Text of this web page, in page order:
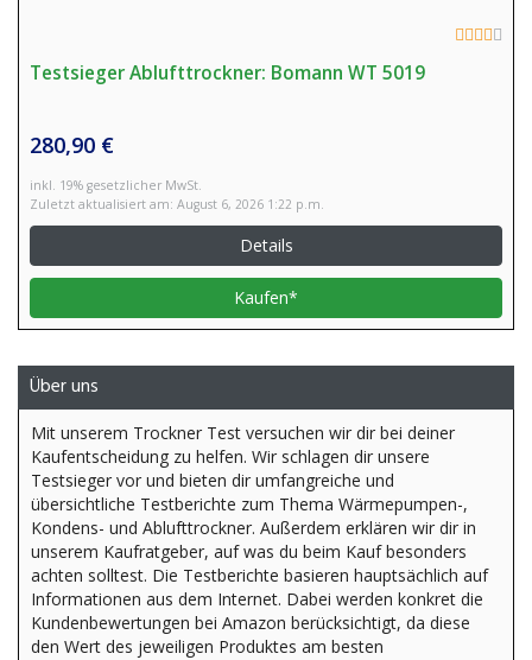
Testsieger Ablufttrockner: Bomann WT 5019
280,90 €
inkl. 19% gesetzlicher MwSt.
Zuletzt aktualisiert am: August 6, 2026 1:22 p.m.
Details
Kaufen*
Über uns
Mit unserem Trockner Test versuchen wir dir bei deiner
Kaufentscheidung zu helfen. Wir schlagen dir unsere
Testsieger vor und bieten dir umfangreiche und
übersichtliche Testberichte zum Thema Wärmepumpen-,
Kondens- und Ablufttrockner. Außerdem erklären wir dir in
unserem Kaufratgeber, auf was du beim Kauf besonders
achten solltest. Die Testberichte basieren hauptsächlich auf
Informationen aus dem Internet. Dabei werden konkret die
Kundenbewertungen bei Amazon berücksichtigt, da diese
den Wert des jeweiligen Produktes am besten